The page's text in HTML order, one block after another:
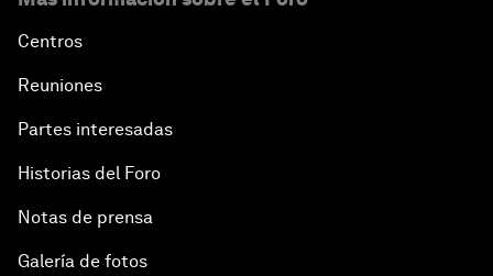
Centros
Reuniones
Partes interesadas
Historias del Foro
Notas de prensa
Galería de fotos